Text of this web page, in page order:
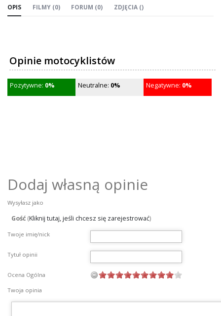
OPIS FILMY (0) FORUM (0) ZDJĘCIA ()
Opinie motocyklistów
Pozytywne: 0% Neutralne: 0% Negatywne: 0%
Dodaj własną opinie
Wysyłasz jako
Gość (Kliknij tutaj, jeśli chcesz się zarejestrować)
Twoje imię/nick
Tytuł opinii
Ocena Ogólna
Twoja opinia